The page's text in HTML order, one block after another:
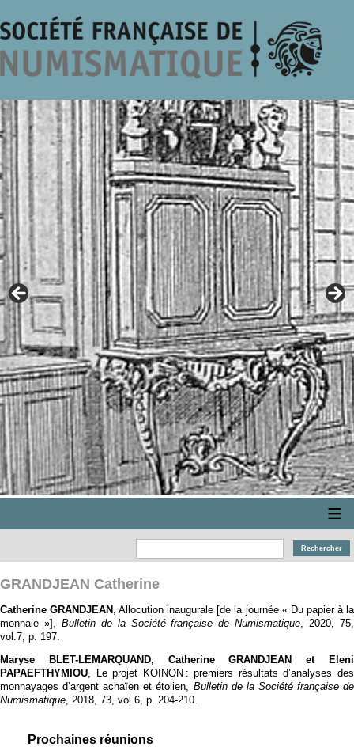
≡
GRANDJEAN Catherine
Catherine GRANDJEAN , Allocution inaugurale [de la journée « Du papier à la
monnaie »], Bulletin de la Société française de Numismatique , 2020, 75,
vol.7, p. 197.
Maryse BLET-LEMARQUAND, Catherine GRANDJEAN et Eleni
PAPAEFTHYMIOU , Le projet KOINON : premiers résultats d’analyses des
monnayages d’argent achaïen et étolien, Bulletin de la Société française de
Numismatique , 2018, 73, vol.6, p. 204‑210.
Prochaines réunions